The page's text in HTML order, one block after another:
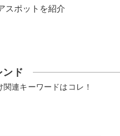
スポットを紹介
ンド
連キーワードはコレ！